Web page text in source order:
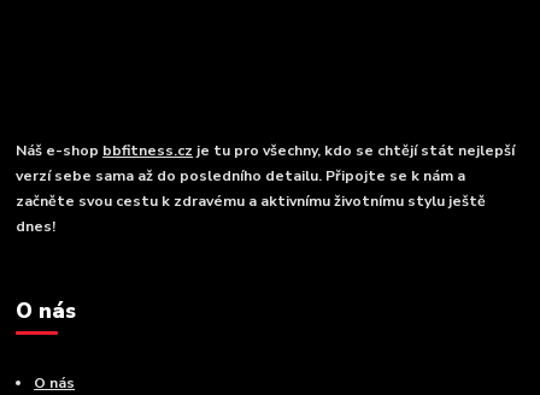
Náš e-shop bbfitness.cz je tu pro všechny, kdo se chtějí stát nejlepší
verzí sebe sama až do posledního detailu. Připojte se k nám a
začněte svou cestu k zdravému a aktivnímu životnímu stylu ještě
dnes!
O nás
O nás